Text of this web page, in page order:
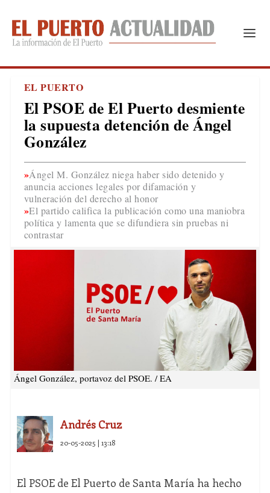
EL PUERTO
El PSOE de El Puerto desmiente
la supuesta detención de Ángel
González
Ángel M. González niega haber sido detenido y
anuncia acciones legales por difamación y
vulneración del derecho al honor
El partido califica la publicación como una maniobra
política y lamenta que se difundiera sin pruebas ni
contrastar
Ángel González, portavoz del PSOE. / EA
Andrés Cruz
20-05-2025 | 13:18
El PSOE de El Puerto de Santa María ha hecho